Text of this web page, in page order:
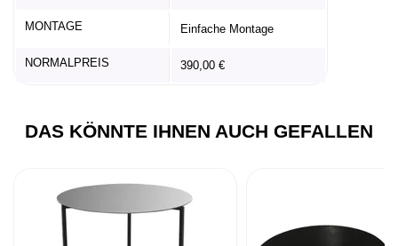
MONTAGE Einfache Montage
NORMALPREIS 390,00 €
DAS KÖNNTE IHNEN AUCH GEFALLEN